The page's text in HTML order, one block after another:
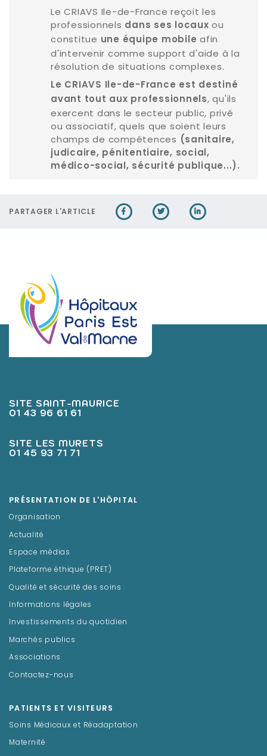
Le CRIAVS Ile-de-France reçoit les
professionnels dans ses locaux ou
constitue une équipe mobile afin
d'intervenir comme support d'aide à la
résolution de situations complexes.
Le CRIAVS Ile-de-France est destiné
avant tout aux professionnels, qu'ils
exercent dans le secteur public, privé
ou associatif, quels que soient leurs
champs de compétences (sanitaire,
judicaire, pénitentiaire, social,
médico-social, sécurité publique...).
PARTAGER L'ARTICLE
SITE SAINT-MAURICE
01 43 96 61 61
SITE LES MURETS
01 45 93 71 71
PRÉSENTATION DE L'HÔPITAL
Organisation
Actualité
Espace médias
Plateforme éthique (PRET)
Qualité et sécurité des soins
Informations légales
Investissements du quotidien
Marchés publics
Associations
Contactez-nous
PATIENTS ET VISITEURS
Soins Médicaux et Réadaptation
Maternité